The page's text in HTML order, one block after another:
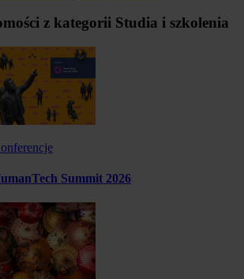
z kategorii Studia i szkolenia
Summit 2026